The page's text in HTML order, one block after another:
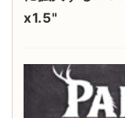
x1.5"